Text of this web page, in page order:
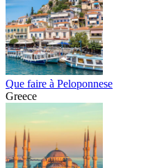
Que faire à Peloponnese
Greece